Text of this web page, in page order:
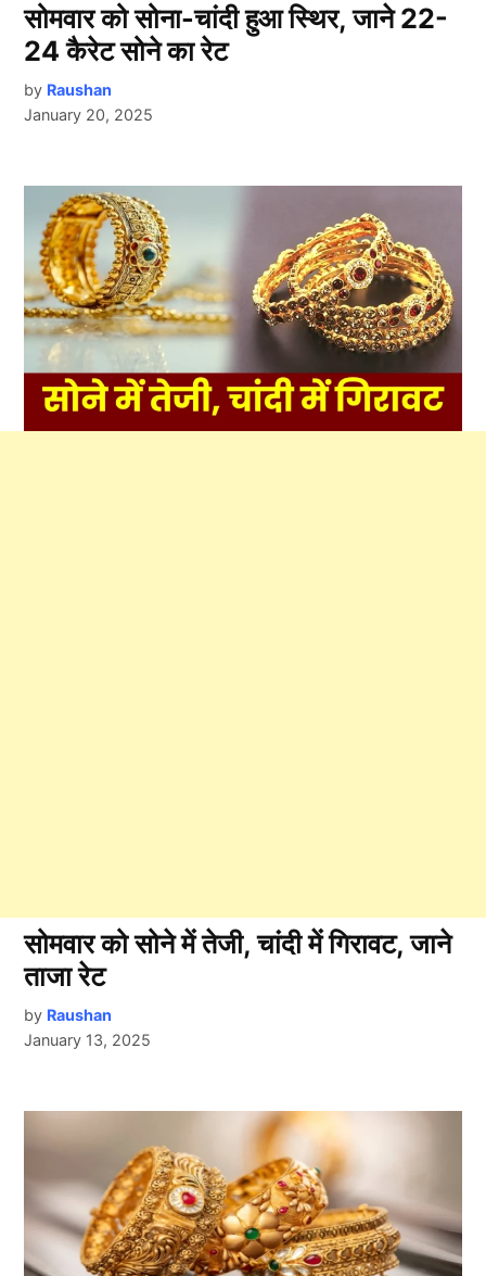
सोमवार को सोना-चांदी हुआ स्थिर, जाने 22-
24 कैरेट सोने का रेट
by Raushan
January 20, 2025
सोमवार को सोने में तेजी, चांदी में गिरावट, जाने
ताजा रेट
by Raushan
January 13, 2025